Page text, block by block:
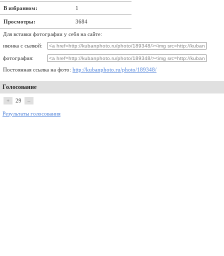
В избранном: 1
Просмотры: 3684
Для вставки фотографии у себя на сайте:
иконка с сылкой:
фотография:
Постоянная ссылка на фото: http://kubanphoto.ru/photo/189348/
Голосование
+ 29 –
Результаты голосования